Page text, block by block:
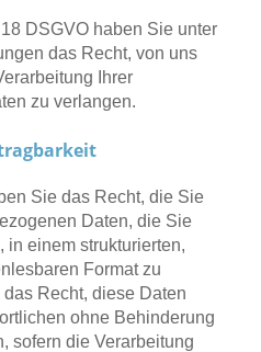
DSGVO haben Sie unter
das Recht, von uns
Ihrer
zu verlangen.
Sie das Recht, die Sie
Daten, die Sie
in einem strukturierten,
Format zu
Recht, diese Daten
ohne Behinderung
sofern die Verarbeitung